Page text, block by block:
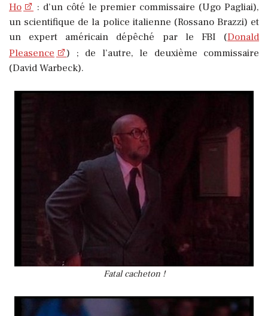
Ho
: d’un côté le premier commissaire (Ugo Pagliai),
un scientifique de la police italienne (Rossano Brazzi) et
un expert américain dépêché par le FBI (Donald
Pleasence
) ; de l’autre, le deuxième commissaire
(David Warbeck).
Fatal cacheton !